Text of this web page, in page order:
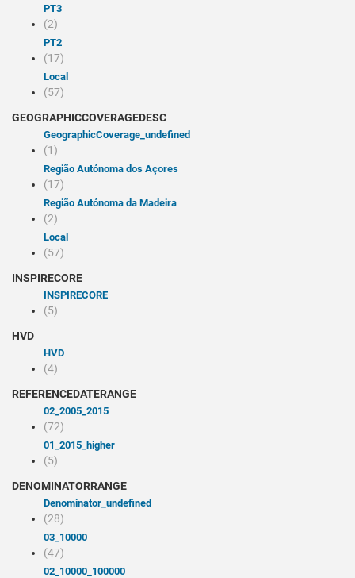
PT3
(2)
PT2
(17)
Local
(57)
GEOGRAPHICCOVERAGEDESC
geographicCoverage_undefined
(1)
Região Autónoma dos Açores
(17)
Região Autónoma da Madeira
(2)
Local
(57)
INSPIRECORE
INSPIRECORE
(5)
HVD
HVD
(4)
REFERENCEDATERANGE
02_2005_2015
(72)
01_2015_higher
(5)
DENOMINATORRANGE
denominator_undefined
(28)
03_10000
(47)
02_10000_100000